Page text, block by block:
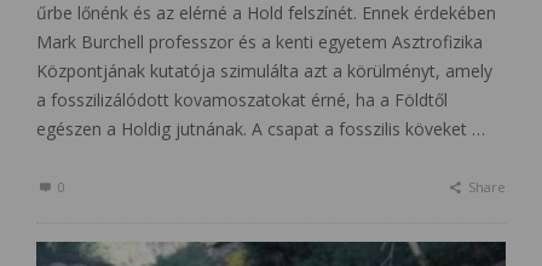
űrbe lőnénk és az elérné a Hold felszínét. Ennek érdekében
Mark Burchell professzor és a kenti egyetem Asztrofizika
Központjának kutatója szimulálta azt a körülményt, amely
a fosszilizálódott kovamoszatokat érné, ha a Földtől
egészen a Holdig jutnának. A csapat a fosszilis köveket …
0 Share